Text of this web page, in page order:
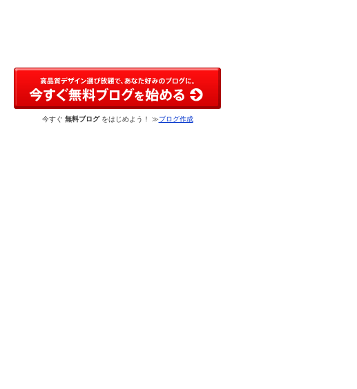
今すぐ 無料ブログをはじめよう！ ≫ブログ作成